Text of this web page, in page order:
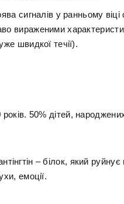
сигналів у ранньому
вираженими
швидкої течії).
50% дітей,
– білок, який
емоції.